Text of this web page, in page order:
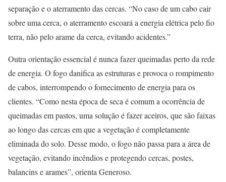
separação e o aterramento das cercas. “No caso de um cabo cair
sobre uma cerca, o aterramento escoará a energia elétrica pelo fio
terra, não pelo arame da cerca, evitando acidentes.”
Outra orientação essencial é nunca fazer queimadas perto da rede
de energia. O fogo danifica as estruturas e provoca o rompimento
de cabos, interrompendo o fornecimento de energia para os
clientes. “Como nesta época de seca é comum a ocorrência de
queimadas em pastos, uma solução é fazer aceiros, que são faixas
ao longo das cercas em que a vegetação é completamente
eliminada do solo. Desse modo, o fogo não passa para a área de
vegetação, evitando incêndios e protegendo cercas, postes,
balancins e arames”, orienta Generoso.